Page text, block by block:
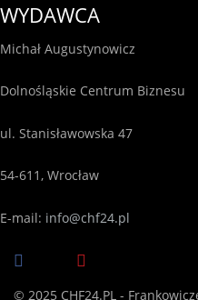
WYDAWCA
Michał Augustynowicz
Dolnośląskie Centrum Biznesu
ul. Stanisławowska 47
54-611, Wrocław
E-mail: info@chf24.pl
© 2025 CHF24.PL -